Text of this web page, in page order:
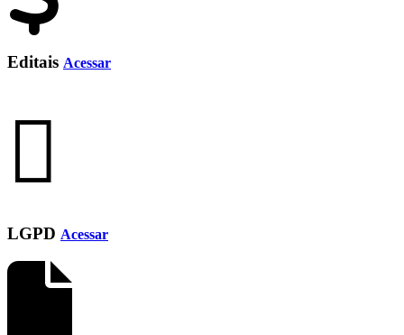
Editais Acessar
LGPD Acessar